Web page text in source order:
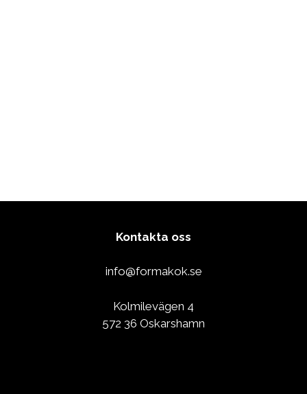
Kontakta oss
info@formakok.se
Kolmilevägen 4
572 36 Oskarshamn